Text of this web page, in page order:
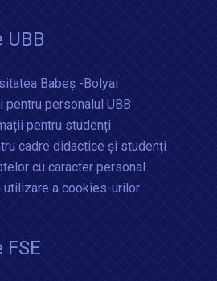
UBB
Babeș -Bolyai
pentru personalul UBB
pentru studenți
cadre didactice și studenți
cu caracter personal
utilizare a cookies-urilor